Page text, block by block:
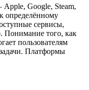
Google, Steam,
определённому
сервисы,
Понимание того, как
пользователям
Платформы